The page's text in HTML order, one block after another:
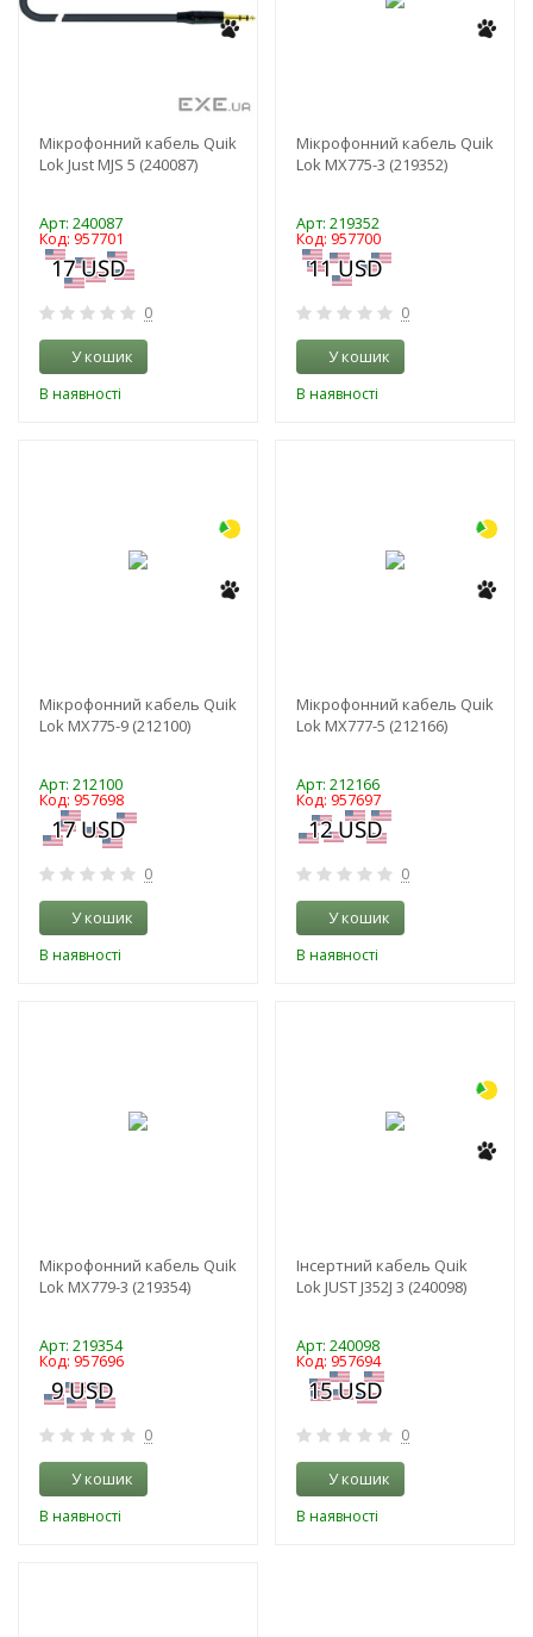
Мікрофонний кабель Quik
Lok Just MJS 5 (240087)
Арт: 240087
Код: 957701
0
У кошик
В наявності
Мікрофонний кабель Quik
Lok MX775-3 (219352)
Арт: 219352
Код: 957700
0
У кошик
В наявності
Мікрофонний кабель Quik
Lok MX775-9 (212100)
Арт: 212100
Код: 957698
0
У кошик
В наявності
Мікрофонний кабель Quik
Lok MX777-5 (212166)
Арт: 212166
Код: 957697
0
У кошик
В наявності
Мікрофонний кабель Quik
Lok MX779-3 (219354)
Арт: 219354
Код: 957696
0
У кошик
В наявності
Інсертний кабель Quik
Lok JUST J352J 3 (240098)
Арт: 240098
Код: 957694
0
У кошик
В наявності